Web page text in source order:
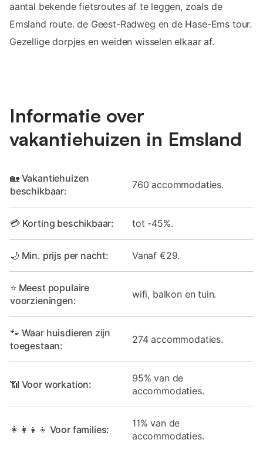
aantal bekende fietsroutes af te leggen, zoals de
Emsland route. de Geest-Radweg en de Hase-Ems tour.
Gezellige dorpjes en weiden wisselen elkaar af.
Informatie over
vakantiehuizen in Emsland
🏡 Vakantiehuizen
beschikbaar:
760 accommodaties.
💳 Korting beschikbaar: tot -45%.
🌙 Min. prijs per nacht: Vanaf €29.
⭐ Meest populaire
voorzieningen:
wifi, balkon en tuin.
🐾 Waar huisdieren zijn
toegestaan:
274 accommodaties.
📶 Voor workation:
95% van de
accommodaties.
👩‍👩‍👧‍👦 Voor families:
11% van de
accommodaties.